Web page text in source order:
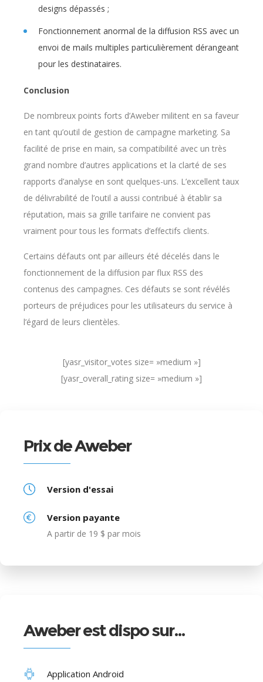
designs dépassés ;
Fonctionnement anormal de la diffusion RSS avec un
envoi de mails multiples particulièrement dérangeant
pour les destinataires.
Conclusion
De nombreux points forts d’Aweber militent en sa faveur
en tant qu’outil de gestion de campagne marketing. Sa
facilité de prise en main, sa compatibilité avec un très
grand nombre d’autres applications et la clarté de ses
rapports d’analyse en sont quelques-uns. L’excellent taux
de délivrabilité de l’outil a aussi contribué à établir sa
réputation, mais sa grille tarifaire ne convient pas
vraiment pour tous les formats d’effectifs clients.
Certains défauts ont par ailleurs été décelés dans le
fonctionnement de la diffusion par flux RSS des
contenus des campagnes. Ces défauts se sont révélés
porteurs de préjudices pour les utilisateurs du service à
l’égard de leurs clientèles.
[yasr_visitor_votes size= »medium »]
[yasr_overall_rating size= »medium »]
Prix de Aweber
Version d'essai
Version payante
A partir de 19 $ par mois
Aweber est dispo sur…
Application Android